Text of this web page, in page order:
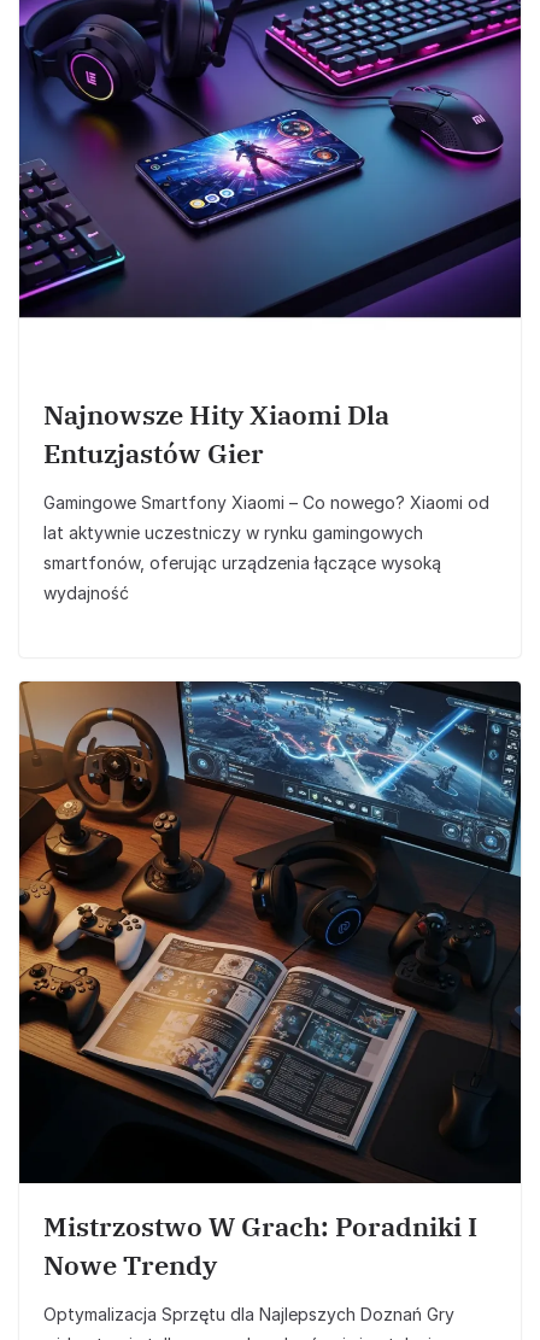
Najnowsze Hity Xiaomi Dla
Entuzjastów Gier
Gamingowe Smartfony Xiaomi – Co nowego? Xiaomi od
lat aktywnie uczestniczy w rynku gamingowych
smartfonów, oferując urządzenia łączące wysoką
wydajność
Mistrzostwo W Grach: Poradniki I
Nowe Trendy
Optymalizacja Sprzętu dla Najlepszych Doznań Gry